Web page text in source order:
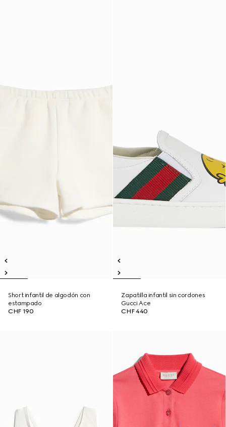
Short infantil de algodón con
estampado
CHF 190
Zapatilla infantil sin cordones
Gucci Ace
CHF 440